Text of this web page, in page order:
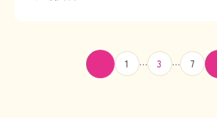
前へ 1 … 3 … 7 次へ